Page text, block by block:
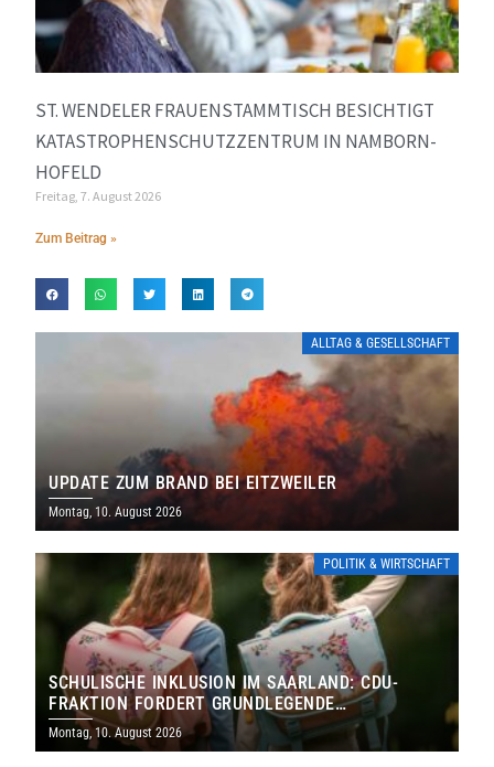
ST. WENDELER FRAUENSTAMMTISCH BESICHTIGT
KATASTROPHENSCHUTZZENTRUM IN NAMBORN-
HOFELD
Freitag, 7. August 2026
Zum Beitrag »
ALLTAG & GESELLSCHAFT
UPDATE ZUM BRAND BEI EITZWEILER
Montag, 10. August 2026
POLITIK & WIRTSCHAFT
SCHULISCHE INKLUSION IM SAARLAND: CDU-
FRAKTION FORDERT GRUNDLEGENDE
NEUAUFSTELLUNG
Montag, 10. August 2026